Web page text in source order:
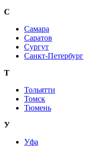
С
Самара
Саратов
Сургут
Санкт-Петербург
Т
Тольятти
Томск
Тюмень
У
Уфа